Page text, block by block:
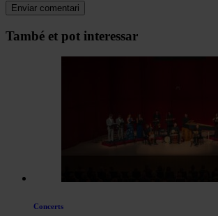
Navegar
També et pot interessar
Concerts